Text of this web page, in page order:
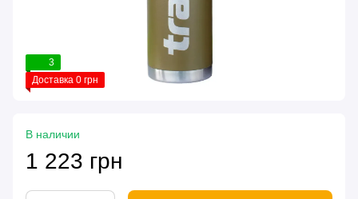
3
Доставка 0 грн
В наличии
1 223 грн